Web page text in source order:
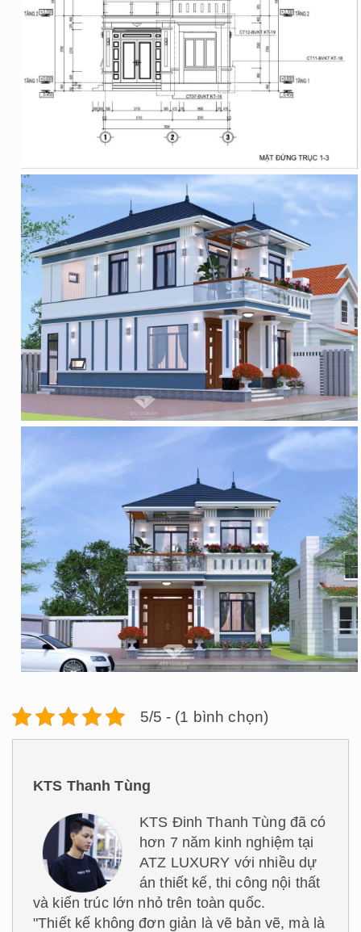
5/5 - (1 bình chọn)
KTS Thanh Tùng
KTS Đinh Thanh Tùng đã có
hơn 7 năm kinh nghiệm tại
ATZ LUXURY với nhiều dự
án thiết kế, thi công nội thất
và kiến trúc lớn nhỏ trên toàn quốc.
"Thiết kế không đơn giản là vẽ bản vẽ, mà là